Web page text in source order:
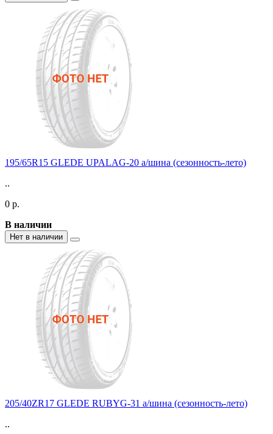
195/65R15 GLEDE UPALAG-20 а/шина (сезонность-лето)
..
0 р.
В наличии
Нет в наличии
205/40ZR17 GLEDE RUBYG-31 а/шина (сезонность-лето)
..